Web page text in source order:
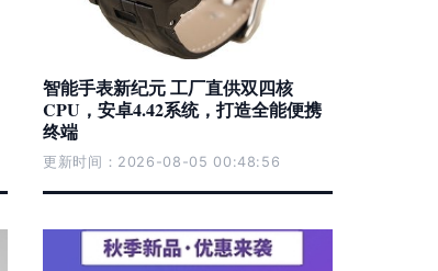
智能手表新纪元 工厂直供双四核
CPU，安卓4.42系统，打造全能便携
终端
更新时间：2026-08-05 00:48:56